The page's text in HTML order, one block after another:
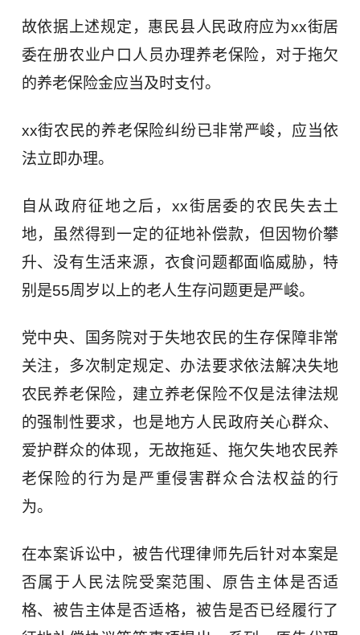
故依据上述规定，惠民县人民政府应为xx街居
委在册农业户口人员办理养老保险，对于拖欠
的养老保险金应当及时支付。
xx街农民的养老保险纠纷已非常严峻，应当依
法立即办理。
自从政府征地之后，xx街居委的农民失去土
地，虽然得到一定的征地补偿款，但因物价攀
升、没有生活来源，衣食问题都面临威胁，特
别是55周岁以上的老人生存问题更是严峻。
党中央、国务院对于失地农民的生存保障非常
关注，多次制定规定、办法要求依法解决失地
农民养老保险，建立养老保险不仅是法律法规
的强制性要求，也是地方人民政府关心群众、
爱护群众的体现，无故拖延、拖欠失地农民养
老保险的行为是严重侵害群众合法权益的行
为。
在本案诉讼中，被告代理律师先后针对本案是
否属于人民法院受案范围、原告主体是否适
格、被告主体是否适格，被告是否已经履行了